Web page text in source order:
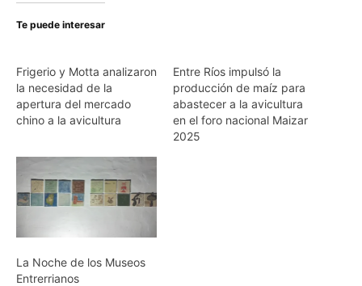
Te puede interesar
Frigerio y Motta analizaron
la necesidad de la
apertura del mercado
chino a la avicultura
Entre Ríos impulsó la
producción de maíz para
abastecer a la avicultura
en el foro nacional Maizar
2025
La Noche de los Museos
Entrerrianos